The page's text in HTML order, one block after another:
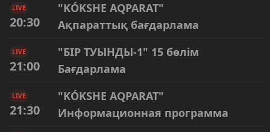
LIVE
20:30
"KÓKSHE AQPARAT"
Ақпараттық бағдарлама
LIVE
21:00
"БІР ТУЫНДЫ-1" 15 бөлім
Бағдарлама
LIVE
21:30
"KÓKSHE AQPARAT"
Информационная программа